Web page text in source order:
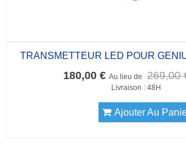
TRANSMETTEUR LED POUR
180,00 € Au lieu de 269,00
Livraison : 48H
Ajouter Au